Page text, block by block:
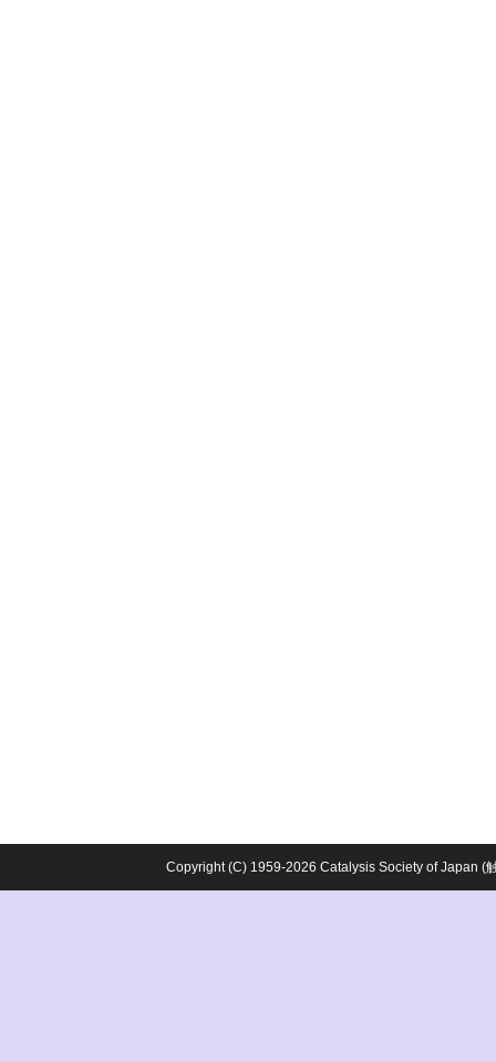
Copyright (C) 1959-2026 Catalysis Society of Japan (